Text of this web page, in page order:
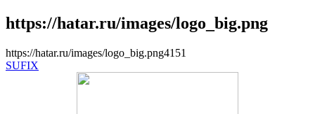
https://hatar.ru/images/logo_big.png
https://hatar.ru/images/logo_big.png41 51
SUFIX